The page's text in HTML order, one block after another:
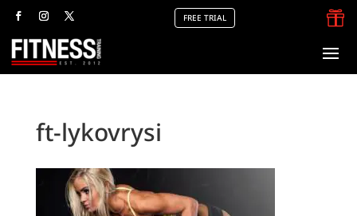
FREE TRIAL 
ft-lykovrysi